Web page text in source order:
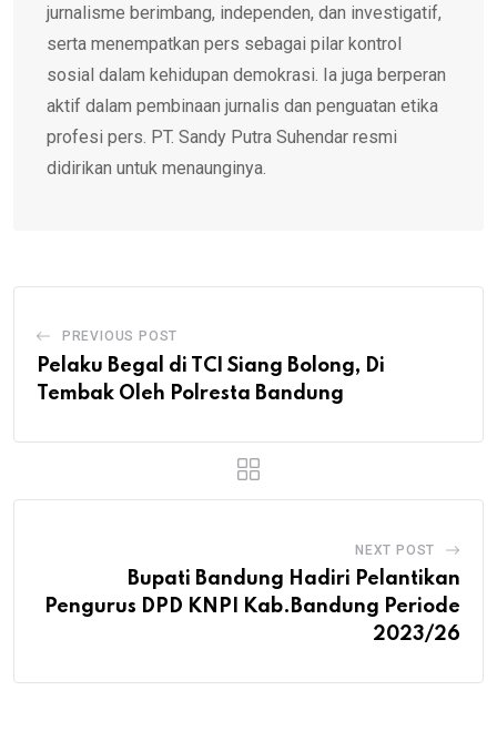
jurnalisme berimbang, independen, dan investigatif,
serta menempatkan pers sebagai pilar kontrol
sosial dalam kehidupan demokrasi. Ia juga berperan
aktif dalam pembinaan jurnalis dan penguatan etika
profesi pers. PT. Sandy Putra Suhendar resmi
didirikan untuk menaunginya.
PREVIOUS POST
Pelaku Begal di TCI Siang Bolong, Di
Tembak Oleh Polresta Bandung
NEXT POST
Bupati Bandung Hadiri Pelantikan
Pengurus DPD KNPI Kab.Bandung Periode
2023/26